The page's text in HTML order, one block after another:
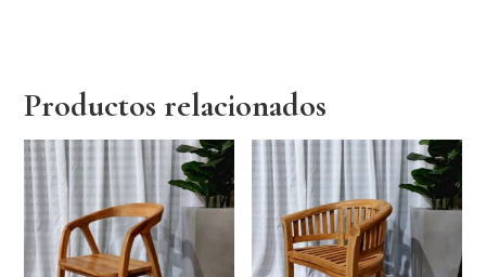
Productos relacionados